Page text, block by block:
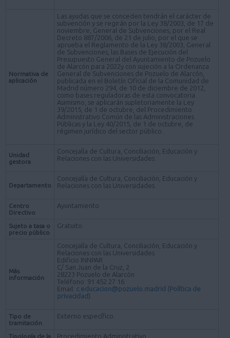
Normativa de
aplicación
Las ayudas que se conceden tendrán el carácter de
subvención y se regirán por la Ley 38/2003, de 17 de
noviembre, General de Subvenciones, por el Real
Decreto 887/2006, de 21 de julio, por el que se
aprueba el Reglamento de la Ley 38/2003, General
de Subvenciones, las Bases de Ejecución del
Presupuesto General del Ayuntamiento de Pozuelo
de Alarcón para 2022y con sujeción a la Ordenanza
General de Subvenciones de Pozuelo de Alarcón,
publicada en el Boletín Oficial de la Comunidad de
Madrid número 294, de 10 de diciembre de 2012,
como bases reguladoras de esta convocatoria.
Asimismo, se aplicarán supletoriamente la Ley
39/2015, de 1 de octubre, del Procedimiento
Administrativo Común de las Administraciones
Públicas y la Ley 40/2015, de 1 de octubre, de
régimen jurídico del sector público.
Unidad
gestora
Concejalía de Cultura, Conciliación, Educación y
Relaciones con las Universidades.
Departamento
Concejalía de Cultura, Conciliación, Educación y
Relaciones con las Universidades.
Centro
Directivo
Ayuntamiento.
Sujeto a tasa o
precio público
Gratuito.
Más
información
Concejalía de Cultura, Conciliación, Educación y
Relaciones con las Universidades
Edificio INNPAR
C/ San Juan de la Cruz, 2
28223 Pozuelo de Alarcón
Teléfono: 91 452 27 16
Email: c.educacion@pozuelo.madrid (Política de
privacidad)
Tipo de
tramitación
Externo específico.
Tipología de la Procedimiento Administrativo.